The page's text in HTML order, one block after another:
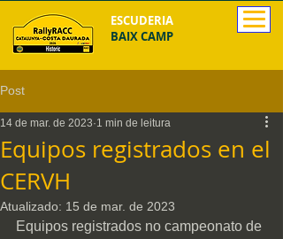
ESCUDERIA
BAIX CAMP
Post
Equipos registrados en el
CERVH
14 de mar. de 2023 1 min de leitura
Atualizado: 15 de mar. de 2023
Equipos registrados no campeonato de